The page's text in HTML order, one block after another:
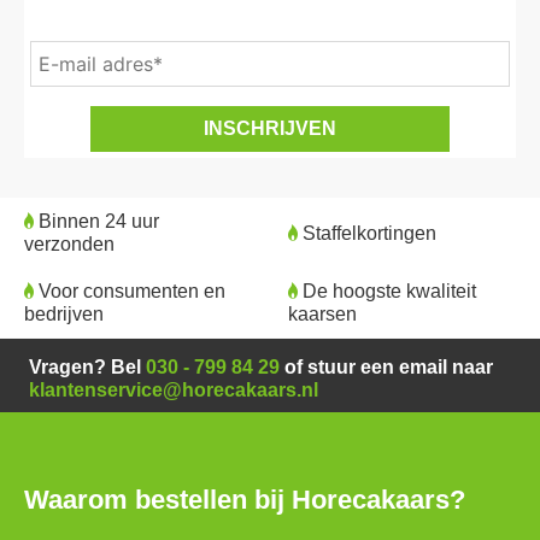
Binnen 24 uur
verzonden
Staffelkortingen
Voor consumenten en
bedrijven
De hoogste kwaliteit
kaarsen
Vragen? Bel 030 - 799 84 29 of stuur een email naar
klantenservice@horecakaars.nl
Waarom bestellen bij Horecakaars?